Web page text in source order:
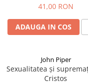
41,00 RON
ADAUGA IN COS
John Piper
Sexualitatea și
Cristos